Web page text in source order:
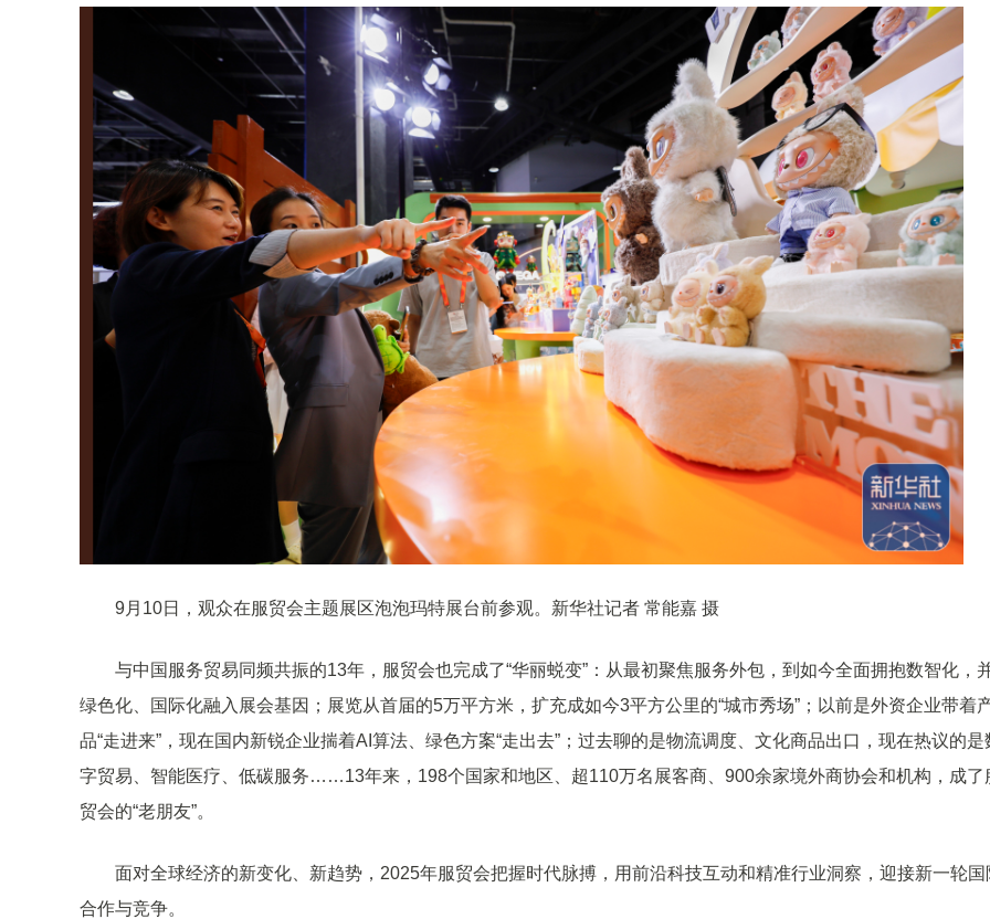
9月10日，观众在服贸会主题展区泡泡玛特展台前参观。新华社记者 常能嘉 摄
与中国服务贸易同频共振的13年，服贸会也完成了“华丽蜕变”：从最初聚焦服务外包，到如今全面拥抱数智化，
绿色化、国际化融入展会基因；展览从首届的5万平方米，扩充成如今3平方公里的“城市秀场”；以前是外资企业带着
品“走进来”，现在国内新锐企业揣着AI算法、绿色方案“走出去”；过去聊的是物流调度、文化商品出口，现在热议的是
字贸易、智能医疗、低碳服务……13年来，198个国家和地区、超110万名展客商、900余家境外商协会和机构，成了
贸会的“老朋友”。
面对全球经济的新变化、新趋势，2025年服贸会把握时代脉搏，用前沿科技互动和精准行业洞察，迎接新一轮国
合作与竞争。